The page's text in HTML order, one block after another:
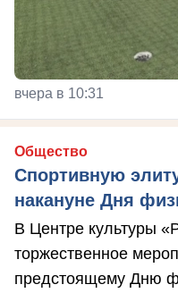
вчера в 10:31
Общество
Спортивную
накануне Дня
В Центре культуры
торжественное
предстоящему Дню